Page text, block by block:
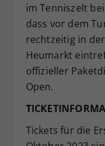
im Tenniszelt
dass vor dem
rechtzeitig in
Heumarkt
offizieller
Open.
Tickets für die